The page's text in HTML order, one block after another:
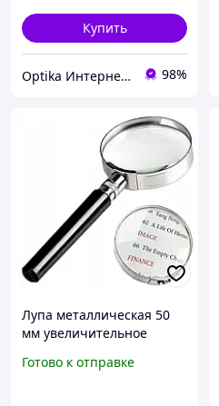
Купить
Optika Интернет Магазин 98%
Лупа металлическая 50
мм увеличительное
и мелких деталей
Готово к отправке